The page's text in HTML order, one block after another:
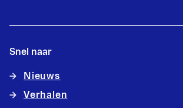
Snel naar
Nieuws
Verhalen